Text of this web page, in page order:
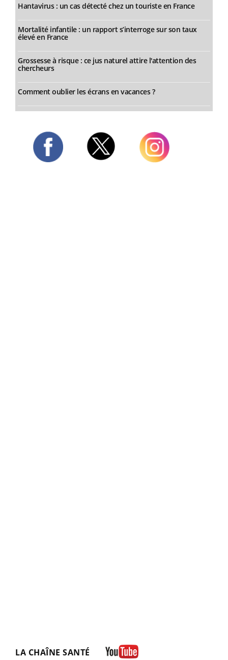
Hantavirus : un cas détecté chez un touriste en France
Mortalité infantile : un rapport s’interroge sur son taux
élevé en France
Grossesse à risque : ce jus naturel attire l'attention des
chercheurs
Comment oublier les écrans en vacances ?
LA CHAÎNE SANTÉ